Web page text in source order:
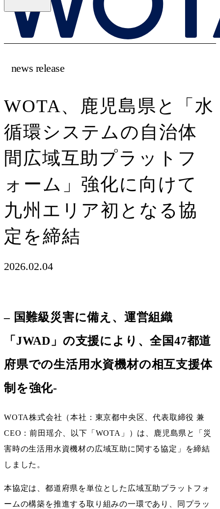
news release
WOTA、鹿児島県と「水
循環システムの自治体
間広域互助プラットフ
ォーム」強化に向けて
九州エリア初となる協
定を締結
2026.02.04
– 国難級災害に備え、運営組織
「JWAD」の支援により、全国47都道
府県での生活用水資機材の相互支援体
制を強化-
WOTA株式会社（本社：東京都中央区、代表取締役 兼
CEO：前田瑶介、以下「WOTA」）は、鹿児島県と「災
害時の生活用水資機材の広域互助に関する協定」を締結
しました。
本協定は、都道府県を単位とした広域互助プラットフォ
ームの構築を推進する取り組みの一環であり、同プラッ